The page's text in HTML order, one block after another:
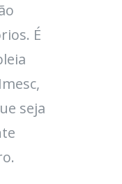
É
seja